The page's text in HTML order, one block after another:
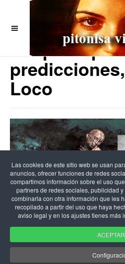
Rasputín
Loco
Las cookies de este sitio web se usan
anuncios, ofrecer funciones de redes
compartimos información sobre el uso
partners de redes sociales, publicidad
combinarla con otra información que les
recopilado a partir del uso que haya
aviso legal y en los ajustes tienes más
ACEPTAR